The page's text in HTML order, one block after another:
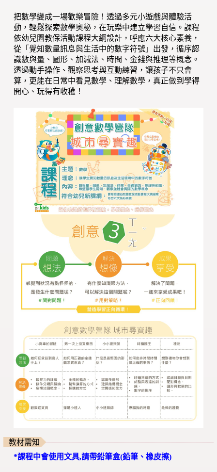
把數學變成一場歡樂冒險！透過多元小遊戲與體驗活
動，輕鬆探索數學奧秘，在玩樂中建立學習自信。課程
依幼兒園教保活動課程大綱設計，呼應六大核心素養，
從「覺知數量訊息與生活中的數字符號」出發，循序認
識數與量、圖形、加減法、時間、金錢與推理等概念。
透過動手操作、觀察思考與互動練習，讓孩子不只會
算，更能在日常中看見數學、理解數學，真正做到學得
開心、玩得有收穫！
教材需知
*課程中會使用文具,請帶鉛筆盒(鉛筆、橡皮擦)